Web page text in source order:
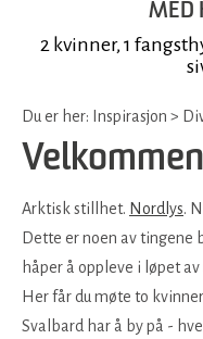
MED
2 kvinner, 1
Du er her: Inspirasjon >
Arktisk stillhet. Nordlys.
Dette er noen av tingene
håper å oppleve i løpet
Her får du møte to
Svalbard har å by på -